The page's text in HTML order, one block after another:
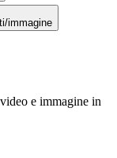
immagine
e immagine in